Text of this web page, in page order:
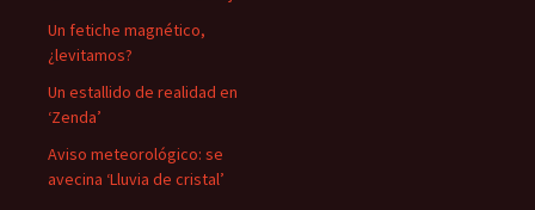
Un fetiche magnético,
¿levitamos?
Un estallido de realidad en
‘Zenda’
Aviso meteorológico: se
avecina ‘Lluvia de cristal’